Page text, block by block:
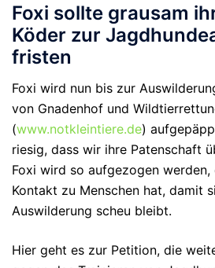
Foxi sollte grausam
Köder zur
fristen
Foxi wird nun bis zur
von Gnadenhof und
(www.notkleintiere.de)
riesig, dass wir ihre Patenschaft
Foxi wird so aufgezogen werden,
Kontakt zu Menschen hat, damit
Auswilderung scheu bleibt.
Hier geht es zur Petition, die